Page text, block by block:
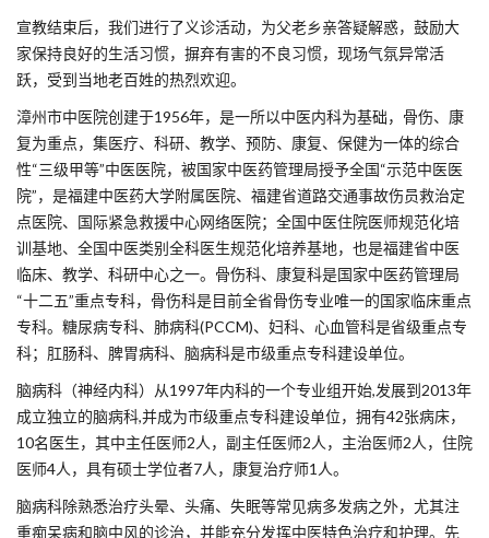
宣教结束后，我们进行了义诊活动，为父老乡亲答疑解惑，鼓励大
家保持良好的生活习惯，摒弃有害的不良习惯，现场气氛异常活
跃，受到当地老百姓的热烈欢迎。
漳州市中医院创建于1956年，是一所以中医内科为基础，骨伤、康
复为重点，集医疗、科研、教学、预防、康复、保健为一体的综合
性“三级甲等”中医医院，被国家中医药管理局授予全国“示范中医医
院”，是福建中医药大学附属医院、福建省道路交通事故伤员救治定
点医院、国际紧急救援中心网络医院；全国中医住院医师规范化培
训基地、全国中医类别全科医生规范化培养基地，也是福建省中医
临床、教学、科研中心之一。骨伤科、康复科是国家中医药管理局
“十二五”重点专科，骨伤科是目前全省骨伤专业唯一的国家临床重点
专科。糖尿病专科、肺病科(PCCM)、妇科、心血管科是省级重点专
科；肛肠科、脾胃病科、脑病科是市级重点专科建设单位。
脑病科（神经内科）从1997年内科的一个专业组开始,发展到2013年
成立独立的脑病科,并成为市级重点专科建设单位，拥有42张病床，
10名医生，其中主任医师2人，副主任医师2人，主治医师2人，住院
医师4人，具有硕士学位者7人，康复治疗师1人。
脑病科除熟悉治疗头晕、头痛、失眠等常见病多发病之外，尤其注
重痴呆病和脑中风的诊治，并能充分发挥中医特色治疗和护理。先